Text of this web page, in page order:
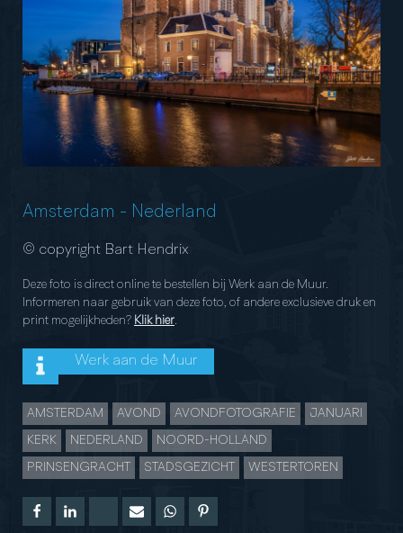
Amsterdam - Nederland
© copyright Bart Hendrix
Deze foto is direct online te bestellen bij Werk aan de Muur.
Informeren naar gebruik van deze foto, of andere exclusieve druk en
print mogelijkheden? Klik hier.
Werk aan de Muur
AMSTERDAM AVOND AVONDFOTOGRAFIE JANUARI
KERK NEDERLAND NOORD-HOLLAND
PRINSENGRACHT STADSGEZICHT WESTERTOREN